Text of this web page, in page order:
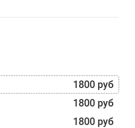
1800 руб
1800 руб
1800 руб